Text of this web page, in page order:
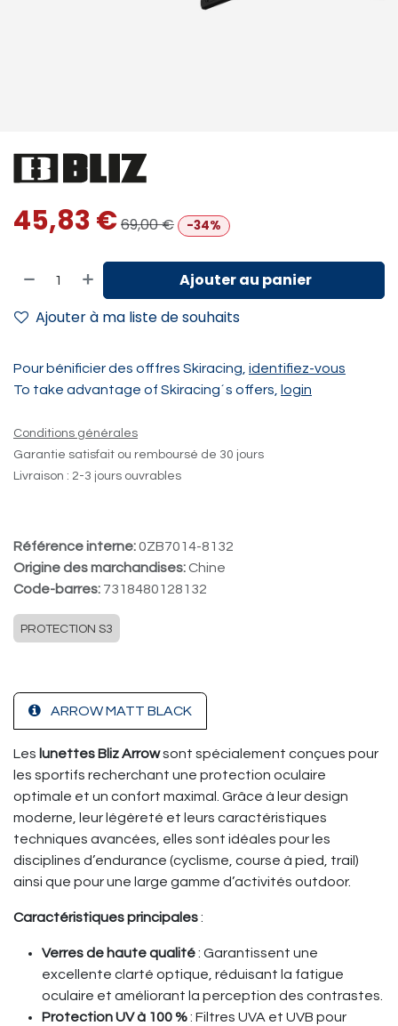
45,83€69,00€ -34%
Ajouter au panier
Ajouter à ma liste de souhaits
Pour bénificier des offfres Skiracing, identifiez-vous
To take advantage of Skiracing´s offers, login
Conditions générales
Garantie satisfait ou remboursé de 30 jours
Livraison : 2-3 jours ouvrables
Référence interne:0ZB7014-8132
Origine des marchandises: Chine
Code-barres: 7318480128132
PROTECTION S3
ARROW MATT BLACK
Les lunettes Bliz Arrowsont spécialement conçues pour
les sportifs recherchant une protection oculaire
optimale et un confort maximal. Grâce à leur design
moderne, leur légèreté et leurs caractéristiques
techniques avancées, elles sont idéales pour les
disciplines d’endurance (cyclisme, course à pied, trail)
ainsi que pour une large gamme d’activités outdoor.
Caractéristiques principales:
Verres de haute qualité: Garantissent une
excellente clarté optique, réduisant la fatigue
oculaire et améliorant la perception des contrastes.
Protection UV à 100 %: Filtres UVA et UVB pour